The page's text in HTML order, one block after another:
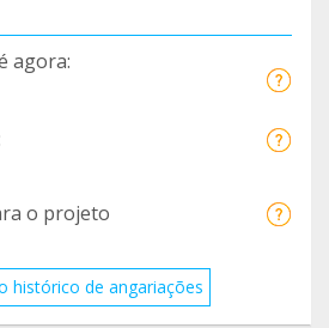
agora:
o projeto
histórico de angariações